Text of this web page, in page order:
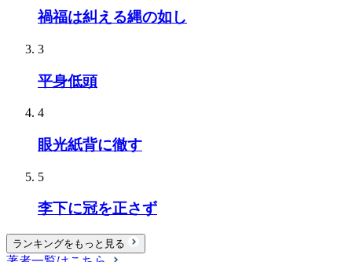
禍福は糾える縄の如し
3
平身低頭
4
眼光紙背に徹す
5
李下に冠を正さず
ランキングをもっと見る